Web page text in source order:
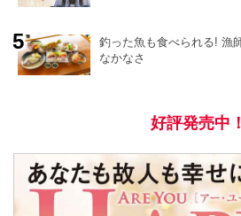
釣った魚も食べられる!
なかなさ
好評発売中！